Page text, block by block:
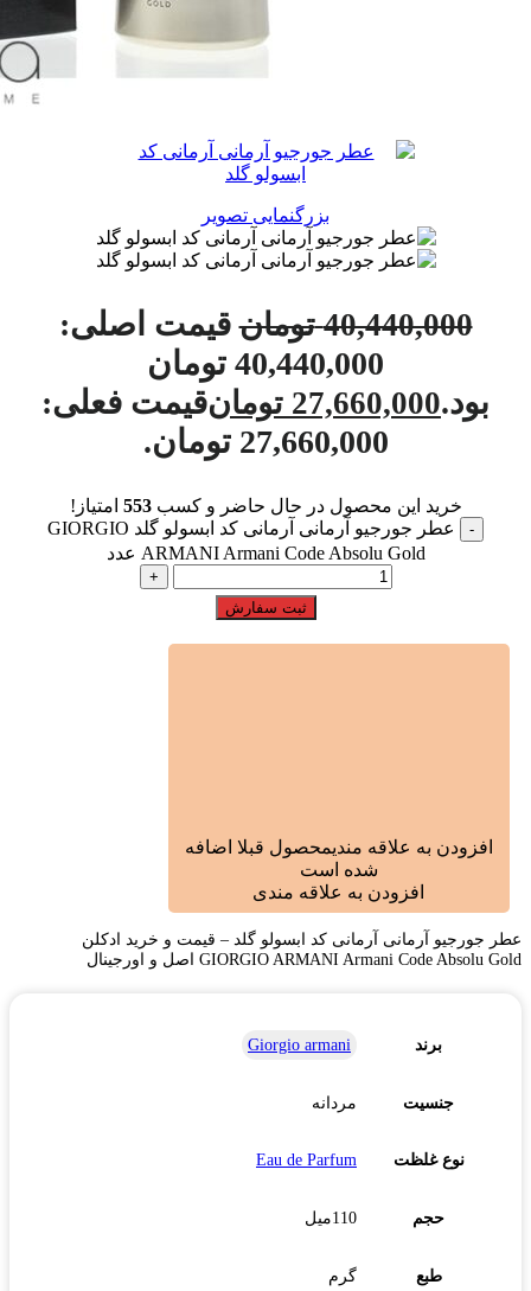
بزرگنمایی تصویر
40,440,000 تومان قیمت اصلی:
40,440,000 تومان
بود.27,660,000 تومانقیمت فعلی:
27,660,000 تومان.
خرید این محصول در حال حاضر و کسب553 امتیاز!
عطر جورجیو آرمانی آرمانی کد ابسولو گلد GIORGIO
ARMANI Armani Code Absolu Gold عدد
ثبت سفارش
افزودن به علاقه مندیمحصول قبلا اضافه
شده است
افزودن به علاقه مندی
عطر جورجیو آرمانی آرمانی کد ابسولو گلد – قیمت و خرید ادکلن
GIORGIO ARMANI Armani Code Absolu Gold اصل و اورجینال
برند Giorgio armani
جنسیت مردانه
نوع غلظت Eau de Parfum
حجم 110میل
طبع گرم